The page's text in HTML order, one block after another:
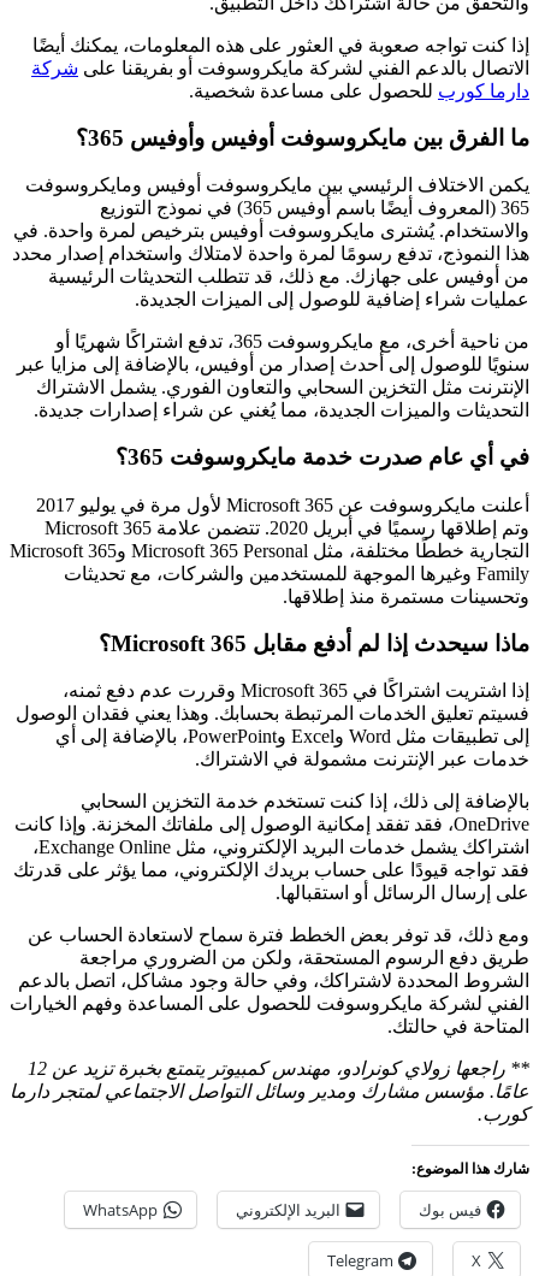
إذا كنت تواجه صعوبة في العثور على هذه المعلومات، يمكنك أيضًا
الاتصال بالدعم الفني لشركة مايكروسوفت أو بفريقنا على شركة
دارما كورب للحصول على مساعدة شخصية.
ما الفرق بين مايكروسوفت أوفيس وأوفيس 365؟
يكمن الاختلاف الرئيسي بين مايكروسوفت أوفيس ومايكروسوفت
365 (المعروف أيضًا باسم أوفيس 365) في نموذج التوزيع
والاستخدام. يُشترى مايكروسوفت أوفيس بترخيص لمرة واحدة. في
هذا النموذج، تدفع رسومًا لمرة واحدة لامتلاك واستخدام إصدار محدد
من أوفيس على جهازك. مع ذلك، قد تتطلب التحديثات الرئيسية
عمليات شراء إضافية للوصول إلى الميزات الجديدة.
من ناحية أخرى، مع مايكروسوفت 365، تدفع اشتراكًا شهريًا أو
سنويًا للوصول إلى أحدث إصدار من أوفيس، بالإضافة إلى مزايا عبر
الإنترنت مثل التخزين السحابي والتعاون الفوري. يشمل الاشتراك
التحديثات والميزات الجديدة، مما يُغني عن شراء إصدارات جديدة.
في أي عام صدرت خدمة مايكروسوفت 365؟
أعلنت مايكروسوفت عن Microsoft 365 لأول مرة في يوليو 2017
وتم إطلاقها رسميًا في أبريل 2020. تتضمن علامة Microsoft 365
التجارية خططًا مختلفة، مثل Microsoft 365 Personal وMicrosoft 365
Family وغيرها الموجهة للمستخدمين والشركات، مع تحديثات
وتحسينات مستمرة منذ إطلاقها.
ماذا سيحدث إذا لم أدفع مقابل Microsoft 365؟
إذا اشتريت اشتراكًا في Microsoft 365 وقررت عدم دفع ثمنه،
فسيتم تعليق الخدمات المرتبطة بحسابك. وهذا يعني فقدان الوصول
إلى تطبيقات مثل Word وExcel وPowerPoint، بالإضافة إلى أي
خدمات عبر الإنترنت مشمولة في الاشتراك.
بالإضافة إلى ذلك، إذا كنت تستخدم خدمة التخزين السحابي
OneDrive، فقد تفقد إمكانية الوصول إلى ملفاتك المخزنة. وإذا كانت
اشتراكك يشمل خدمات البريد الإلكتروني، مثل Exchange Online،
فقد تواجه قيودًا على حساب بريدك الإلكتروني، مما يؤثر على قدرتك
على إرسال الرسائل أو استقبالها.
ومع ذلك، قد توفر بعض الخطط فترة سماح لاستعادة الحساب عن
طريق دفع الرسوم المستحقة، ولكن من الضروري مراجعة
الشروط المحددة لاشتراكك، وفي حالة وجود مشاكل، اتصل بالدعم
الفني لشركة مايكروسوفت للحصول على المساعدة وفهم الخيارات
المتاحة في حالتك.
** راجعها زولاي كونرادو، مهندس كمبيوتر يتمتع بخبرة تزيد عن 12
عامًا. مؤسس مشارك ومدير وسائل التواصل الاجتماعي لمتجر دارما
كورب.
شارك هذا الموضوع:
فيس بوك البريد الإلكتروني WhatsApp
X
Telegram